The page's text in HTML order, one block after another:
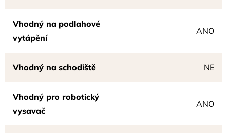
Vhodný na podlahové
vytápění
ANO
Vhodný na schodiště NE
Vhodný pro robotický
vysavač
ANO